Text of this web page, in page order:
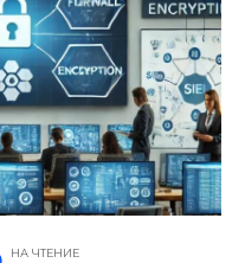
НА ЧТЕНИЕ